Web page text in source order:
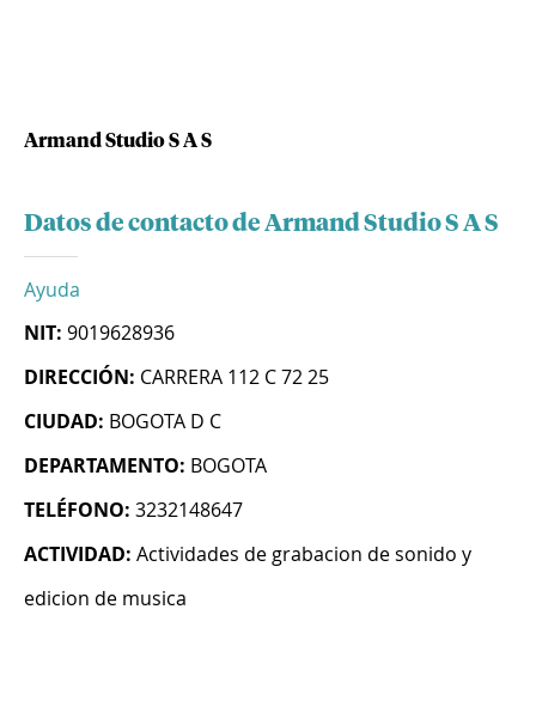
Armand Studio S A S
Datos de contacto de Armand Studio S A S
Ayuda
NIT: 9019628936
DIRECCIÓN: CARRERA 112 C 72 25
CIUDAD: BOGOTA D C
DEPARTAMENTO: BOGOTA
TELÉFONO: 3232148647
ACTIVIDAD: Actividades de grabacion de sonido y
edicion de musica